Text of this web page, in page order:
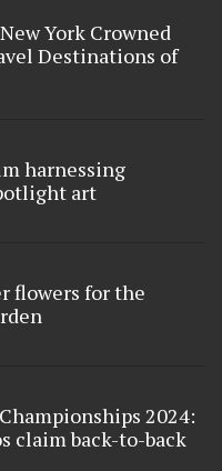
York Crowned
Destinations of
harnessing
art
flowers for the
2024:
claim back-to-back